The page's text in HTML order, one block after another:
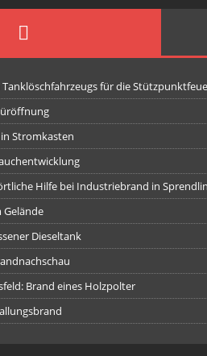
Tanklöschfahrzeugs für die
Stromkasten
Hilfe bei Industriebrand in
Gelände
Dieseltank
Brand eines Holzpolter